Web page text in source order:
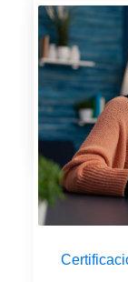
conocer
estos